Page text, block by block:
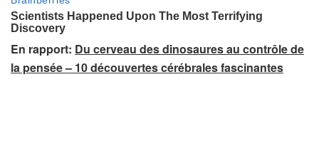
En rapport: Du cerveau des dinosaures au contrôle de
la pensée – 10 découvertes cérébrales fascinantes